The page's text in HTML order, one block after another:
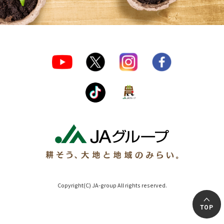
Copyright(C) JA-group All rights reserved.
TOP